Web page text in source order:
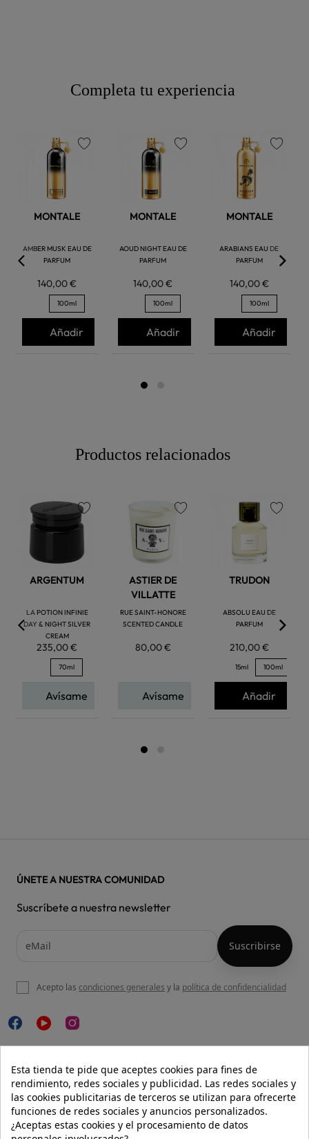
Completa tu experiencia
MONTALE
AMBER MUSK EAU DE
PARFUM
140,00 €
100ml
Añadir
MONTALE
AOUD NIGHT EAU DE
PARFUM
140,00 €
100ml
Añadir
MONTALE
ARABIANS EAU DE
PARFUM
140,00 €
100ml
Añadir
Productos relacionados
ARGENTUM
LA POTION INFINIE
DAY & NIGHT SILVER
CREAM
235,00 €
favorite
70ml
Avísame
ASTIER DE
VILLATTE
RUE SAINT-HONORE
SCENTED CANDLE
80,00 €
Avísame
TRUDON
ABSOLU EAU DE
PARFUM
210,00 €
15ml 100ml
Añadir
NUESTRA WEB
AYUDA
ÚNETE A NUESTRA COMUNIDAD
Suscríbete a nuestra newsletter
Acepto las condiciones generales y la política de confidencialidad
Esta tienda te pide que aceptes cookies para fines de
rendimiento, redes sociales y publicidad. Las redes sociales y
las cookies publicitarias de terceros se utilizan para ofrecerte
funciones de redes sociales y anuncios personalizados.
¿Aceptas estas cookies y el procesamiento de datos